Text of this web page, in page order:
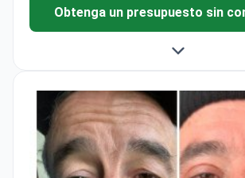
Obtenga un presupuesto sin